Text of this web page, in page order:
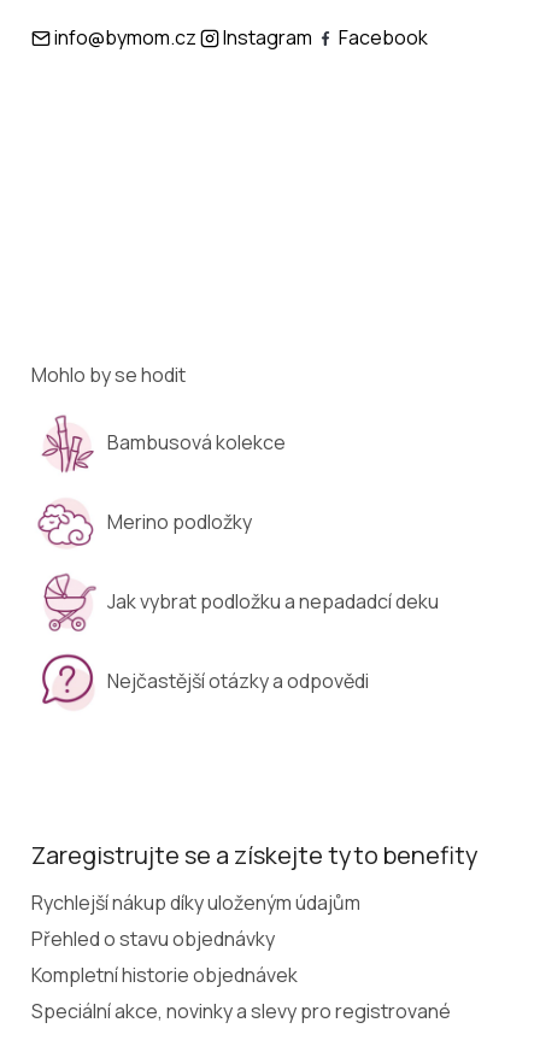
info@bymom.cz Instagram Facebook
Mohlo by se hodit
Bambusová kolekce
Merino podložky
Jak vybrat podložku a nepadadcí deku
Nejčastější otázky a odpovědi
Zaregistrujte se a získejte tyto benefity
Rychlejší nákup díky uloženým údajům
Přehled o stavu objednávky
Kompletní historie objednávek
Speciální akce, novinky a slevy pro registrované